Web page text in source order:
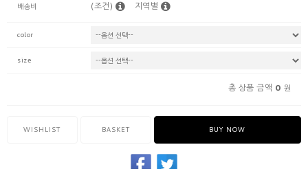
배송비
(조건) 지역별
color
size
총 상품 금액 0 원
WISHLIST BASKET BUY NOW